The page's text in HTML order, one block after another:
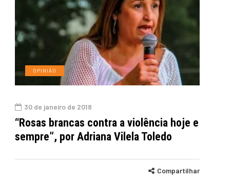
OPINIÃO
30 de janeiro de 2018
“Rosas brancas contra a violência hoje e
sempre”, por Adriana Vilela Toledo
Compartilhar